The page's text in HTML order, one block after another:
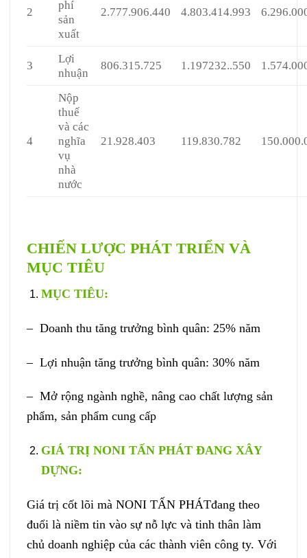
2
phí
sản
xuất
2.777.906.440 4.803.414.993
3
Lợi
nhuận
806.315.725 1.197232..550
4
Nộp
thuế
và các
nghĩa
vụ
nhà
nước
21.928.403 119.830.782
CHIẾN LƯỢC PHÁT TRIỂN VÀ
MỤC TIÊU
MỤC TIÊU:
– Doanh thu tăng trưởng bình quân: 25% năm
– Lợi nhuận tăng trưởng bình quân: 30% năm
– Mở rộng ngành nghề, nâng cao chất lượng sản
phẩm, sản phẩm cung cấp
GIÁ TRỊ NONI TẤN PHÁT ĐANG XÂY
DỰNG:
Giá trị cốt lõi mà NONI TẤN PHÁTđang theo
đuổi là niềm tin vào sự nỗ lực và tinh thân làm
chủ doanh nghiệp của các thành viên công ty. Với